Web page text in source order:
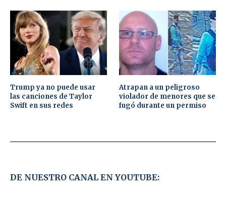
Trump ya no puede usar
las canciones de Taylor
Swift en sus redes
Atrapan a un peligroso
violador de menores que se
fugó durante un permiso
DE NUESTRO CANAL EN YOUTUBE: